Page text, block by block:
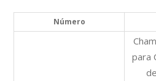
Número
para